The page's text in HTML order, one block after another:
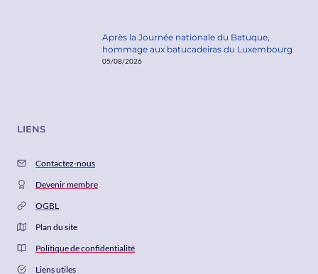
Après la Journée nationale du Batuque,
hommage aux batucadeiras du Luxembourg
05/08/2026
LIENS
Contactez-nous
Devenir membre
OGBL
Plan du site
Politique de confidentialité
Liens utiles